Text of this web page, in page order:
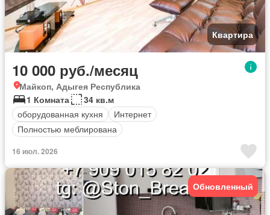
Квартира
10 000 руб./месяц
Майкоп, Адыгея Республика
1 Комната
34 кв.м
оборудованная кухня
Интернет
Полностью меблирована
16 июл. 2026
Обновленный